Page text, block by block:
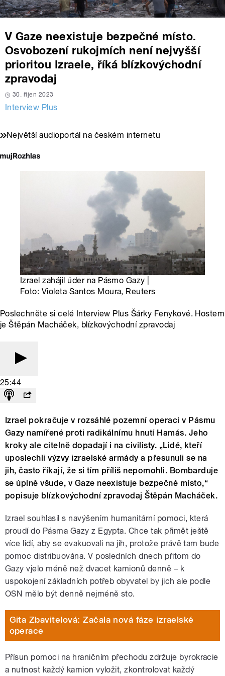
V Gaze neexistuje bezpečné místo.
Osvobození rukojmích není nejvyšší
prioritou Izraele, říká blízkovýchodní
zpravodaj
30. říjen 2023
Interview Plus
Největší audioportál na českém internetu
Izrael zahájil úder na Pásmo Gazy |
Foto: Violeta Santos Moura, Reuters
Poslechněte si celé Interview Plus Šárky Fenykové. Hostem
je Štěpán Macháček, blízkovýchodní zpravodaj
25:44
Izrael pokračuje v rozsáhlé pozemní operaci v Pásmu
Gazy namířené proti radikálnímu hnutí Hamás. Jeho
kroky ale citelně dopadají i na civilisty. „Lidé, kteří
uposlechli výzvy izraelské armády a přesunuli se na
jih, často říkají, že si tím příliš nepomohli. Bombarduje
se úplně všude, v Gaze neexistuje bezpečné místo,“
popisuje blízkovýchodní zpravodaj Štěpán Macháček.
Izrael souhlasil s navýšením humanitární pomoci, která
proudí do Pásma Gazy z Egypta. Chce tak přimět ještě
více lidí, aby se evakuovali na jih, protože právě tam bude
pomoc distribuována. V posledních dnech přitom do
Gazy vjelo méně než dvacet kamionů denně – k
uspokojení základních potřeb obyvatel by jich ale podle
OSN mělo být denně nejméně sto.
Gita Zbavitelová: Začala nová fáze izraelské
operace
Přísun pomoci na hraničním přechodu zdržuje byrokracie
a nutnost každý kamion vyložit, zkontrolovat každý